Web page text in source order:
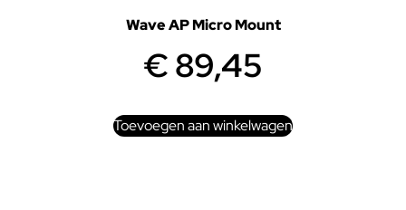
Wave AP Micro Mount
€89,45
Toevoegen aan winkelwagen